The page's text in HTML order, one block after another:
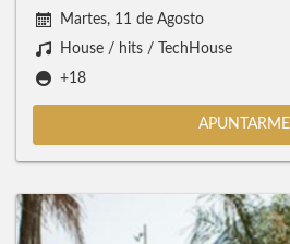
Martes, 11 de Agosto
House / hits / TechHouse
+18
APUNTARME